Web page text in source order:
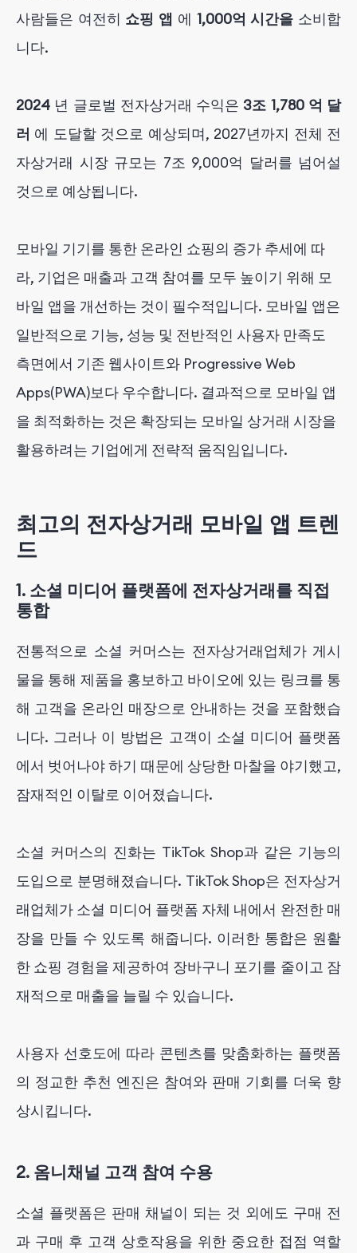
사람들은 여전히 쇼핑 앱 에 1,000억 시간을 소비합
니다.
2024 년 글로벌 전자상거래 수익은 3조 1,780 억 달
러 에 도달할 것으로 예상되며, 2027년까지 전체 전
자상거래 시장 규모는 7조 9,000억 달러를 넘어설
것으로 예상됩니다.
모바일 기기를 통한 온라인 쇼핑의 증가 추세에 따
라, 기업은 매출과 고객 참여를 모두 높이기 위해 모
바일 앱을 개선하는 것이 필수적입니다. 모바일 앱은
일반적으로 기능, 성능 및 전반적인 사용자 만족도
측면에서 기존 웹사이트와 Progressive Web
Apps(PWA)보다 우수합니다. 결과적으로 모바일 앱
을 최적화하는 것은 확장되는 모바일 상거래 시장을
활용하려는 기업에게 전략적 움직임입니다.
최고의 전자상거래 모바일 앱 트렌
드
1. 소셜 미디어 플랫폼에 전자상거래를 직접
통합
전통적으로 소셜 커머스는 전자상거래업체가 게시
물을 통해 제품을 홍보하고 바이오에 있는 링크를 통
해 고객을 온라인 매장으로 안내하는 것을 포함했습
니다. 그러나 이 방법은 고객이 소셜 미디어 플랫폼
에서 벗어나야 하기 때문에 상당한 마찰을 야기했고,
잠재적인 이탈로 이어졌습니다.
소셜 커머스의 진화는 TikTok Shop과 같은 기능의
도입으로 분명해졌습니다. TikTok Shop은 전자상거
래업체가 소셜 미디어 플랫폼 자체 내에서 완전한 매
장을 만들 수 있도록 해줍니다. 이러한 통합은 원활
한 쇼핑 경험을 제공하여 장바구니 포기를 줄이고 잠
재적으로 매출을 늘릴 수 있습니다.
사용자 선호도에 따라 콘텐츠를 맞춤화하는 플랫폼
의 정교한 추천 엔진은 참여와 판매 기회를 더욱 향
상시킵니다.
2. 옴니채널 고객 참여 수용
소셜 플랫폼은 판매 채널이 되는 것 외에도 구매 전
과 구매 후 고객 상호작용을 위한 중요한 접점 역할